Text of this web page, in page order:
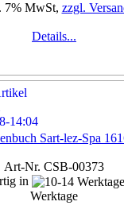
7% MwSt, zzgl.
Details...
Sart-lez-Spa
Art-Nr. CSB-00373
in
Werktage